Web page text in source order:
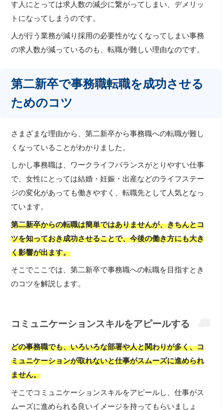
す人にとっては求人数の減少に繋がってしまい、デメリッ
トになってしまうのです。
人が行う業務が減り採用の必要性がなくなってしまい事務
の求人数が減っているのも、転職が難しい理由なのです。
第二新卒で事務職転職を成功させる
ためのコツ
さまざまな理由から、第二新卒から事務職への転職が難し
くなっていることがわかりました。
しかし事務職は、ワークライフバランスがとりやすい仕事
で、女性にとっては結婚・妊娠・出産などのライフステー
ジの変化があっても働きやすく、転職先として人気となっ
ています。
第二新卒からの転職は簡単ではありませんが、きちんとコ
ツを知っておき成功させることで、今後の働き方にも大き
く影響が出ます。
そこでここでは、第二新卒で事務職への転職を目指すとき
のコツを解説します。
コミュニケーションスキルをアピールする
どの事務職でも、いろいろな部署や人と関わりが多く、コ
ミュニケーションが取れないと仕事がスムーズに進められ
ません。
そこでコミュニケーションスキルをアピールし、仕事がス
ムーズに進められる良いイメージを持ってもらいましょ